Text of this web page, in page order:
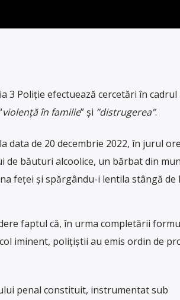
3 Poliție efectuează cercetări în cadrul
violență în familie” și ”distrugerea”.
data de 20 decembrie 2022, în jurul
băuturi alcoolice, un bărbat din
feței și spărgându-i lentila stângă de
faptul că, în urma completării
iminent, polițiștii au emis ordin de
penal constituit, instrumentat sub